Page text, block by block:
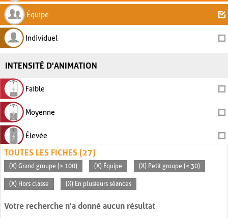
Équipe
Individuel
INTENSITÉ D'ANIMATION
Faible
Moyenne
Élevée
TOUTES LES FICHES (27)
(X) Grand groupe (> 100) (X) Équipe (X) Petit groupe (< 30)
(X) Hors classe (X) En plusieurs séances
Votre recherche n'a donné aucun résultat